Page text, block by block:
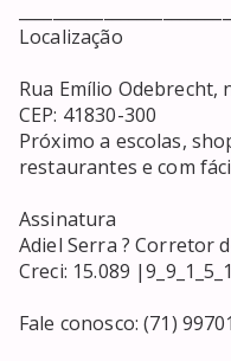
Localização
Rua Emílio Odebrecht,
CEP: 41830-300
Próximo a escolas,
restaurantes e com
Assinatura
Adiel Serra ? Corretor
Creci: 15.089
Fale conosco: (71)